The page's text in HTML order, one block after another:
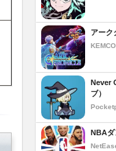
アーク
KEMCO
Never
ブ）
NBAダ